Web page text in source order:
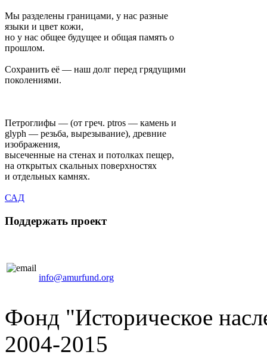
Мы разделены границами, у нас разные
языки и цвет кожи,
но у нас общее будущее и общая память о
прошлом.
Сохранить её — наш долг перед грядущими
поколениями.
Петроглифы — (от греч. ptros — камень и
glyph — резьба, вырезывание), древние
изображения,
высеченные на стенах и потолках пещер,
на открытых скальных поверхностях
и отдельных камнях.
САД
Поддержать проект
info@amurfund.org
Фонд "Историческое
2004-2015